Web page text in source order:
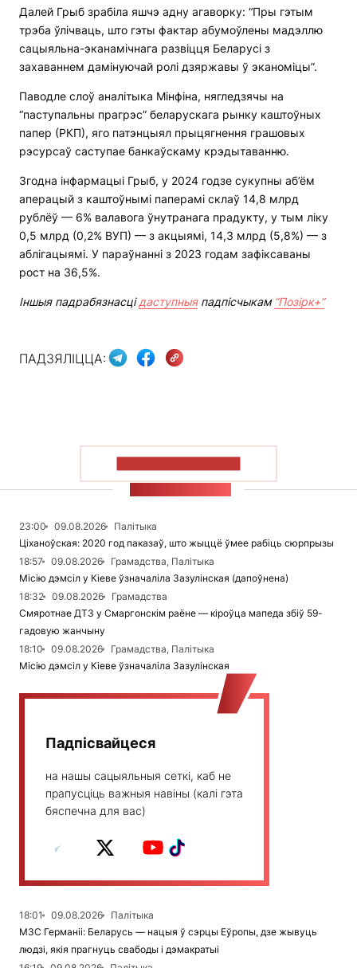
Далей Грыб зрабіла яшчэ адну агаворку: “Пры гэтым
трэба ўлічваць, што гэты фактар абумоўлены мадэллю
сацыяльна-эканамічнага развіцця Беларусі з
захаваннем дамінуючай ролі дзяржавы ў эканоміцы”.
Паводле слоў аналітыка Мінфіна, нягледзячы на
“паступальны прагрэс” беларускага рынку каштоўных
папер (РКП), яго патэнцыял прыцягнення грашовых
рэсурсаў саступае банкаўскаму крэдытаванню.
Згодна інфармацыі Грыб, у 2024 годзе сукупны аб’ём
аперацый з каштоўнымі паперамі склаў 14,8 млрд
рублёў — 6% валавога ўнутранага прадукту, у тым ліку
0,5 млрд (0,2% ВУП) — з акцыямі, 14,3 млрд (5,8%) — з
аблігацыямі. У параўнанні з 2023 годам зафіксаваны
рост на 36,5%.
Іншыя падрабязнасцідаступныяпадпісчыкам “Позірк+”
ПАДЗЯЛІЦЦА:
23:00 09.08.2026
Палітыка
Ціханоўская: 2020 год паказаў, што жыццё ўмее рабіць сюрпрызы
18:57
09.08.2026
Грамадства, Палітыка
Місію дэмсіл у Кіеве ўзначаліла Зазулінская (дапоўнена)
18:32
09.08.2026
Грамадства
Смяротнае ДТЗ у Смаргонскім раёне — кіроўца мапеда збіў 59-
гадовую жанчыну
18:10
09.08.2026
Грамадства, Палітыка
Місію дэмсіл у Кіеве ўзначаліла Зазулінская
Падпісвайцеся
на нашы сацыяльныя сеткі, каб не
прапусціць важныя навіны (калі гэта
бяспечна для вас)
18:01 09.08.2026
Палітыка
МЗС Германіі: Беларусь — нацыя ў сэрцы Еўропы, дзе жывуць
людзі, якія прагнуць свабоды і дэмакратыі